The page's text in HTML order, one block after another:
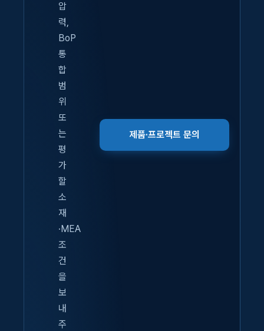
압
력,
BoP
통
합
범
위
또
는
평
가
할
소
재
·MEA
조
건
을
보
내
주
제품·프로젝트 문의